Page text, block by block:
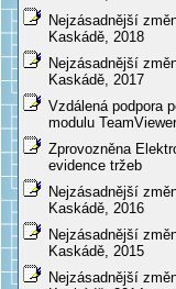
Nejzásadnější
Kaskádě, 2018
Nejzásadnější
Kaskádě, 2017
Vzdálená podpora
modulu
Zprovozněna
evidence tržeb
Nejzásadnější
Kaskádě, 2016
Nejzásadnější
Kaskádě, 2015
Nejzásadnější